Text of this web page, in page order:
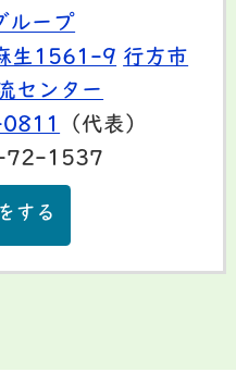
ループ
生1561-9 行方市
センター
（代表）
72-1537
する